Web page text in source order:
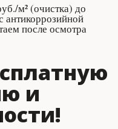
м² (очистка) до
антикоррозийной
после осмотра
и